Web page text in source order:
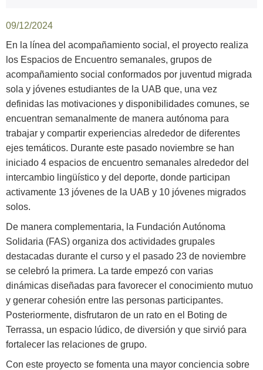
09/12/2024
En la línea del acompañamiento social, el proyecto realiza
los Espacios de Encuentro semanales, grupos de
acompañamiento social conformados por juventud migrada
sola y jóvenes estudiantes de la UAB que, una vez
definidas las motivaciones y disponibilidades comunes, se
encuentran semanalmente de manera autónoma para
trabajar y compartir experiencias alrededor de diferentes
ejes temáticos. Durante este pasado noviembre se han
iniciado 4 espacios de encuentro semanales alrededor del
intercambio lingüístico y del deporte, donde participan
activamente 13 jóvenes de la UAB y 10 jóvenes migrados
solos.
De manera complementaria, la Fundación Autónoma
Solidaria (FAS) organiza dos actividades grupales
destacadas durante el curso y el pasado 23 de noviembre
se celebró la primera. La tarde empezó con varias
dinámicas diseñadas para favorecer el conocimiento mutuo
y generar cohesión entre las personas participantes.
Posteriormente, disfrutaron de un rato en el Boting de
Terrassa, un espacio lúdico, de diversión y que sirvió para
fortalecer las relaciones de grupo.
Con este proyecto se fomenta una mayor conciencia sobre